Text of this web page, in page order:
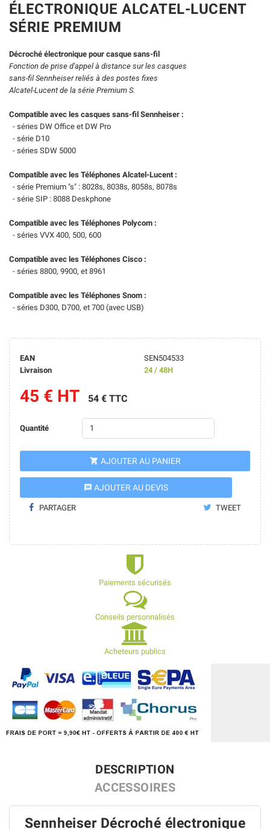
ÉLECTRONIQUE ALCATEL-LUCENT
SÉRIE PREMIUM
Décroché électronique pour casque sans-fil
Fonction de prise d'appel à distance sur les casques
sans-fil Sennheiser reliés à des postes fixes
Alcatel-Lucent de la série Premium S.
Compatible avec les casques sans-fil Sennheiser :
- séries DW Office et DW Pro
- série D10
- séries SDW 5000
Compatible avec les Téléphones Alcatel-Lucent :
- série Premium "s" : 8028s, 8038s, 8058s, 8078s
- série SIP : 8088 Deskphone
Compatible avec les Téléphones Polycom :
- séries VVX 400, 500, 600
Compatible avec les Téléphones Cisco :
- séries 8800, 9900, et 8961
Compatible avec les Téléphones Snom :
- séries D300, D700, et 700 (avec USB)
EAN
SEN504533
Livraison
24 / 48H
45 € HT 54 € TTC
Quantité
 AJOUTER AU PANIER
message AJOUTER AU DEVIS
PARTAGER TWEET
Paiements sécurisés
Conseils personnalisés
Acheteurs publics
DESCRIPTION
ACCESSOIRES
Sennheiser Décroché électronique